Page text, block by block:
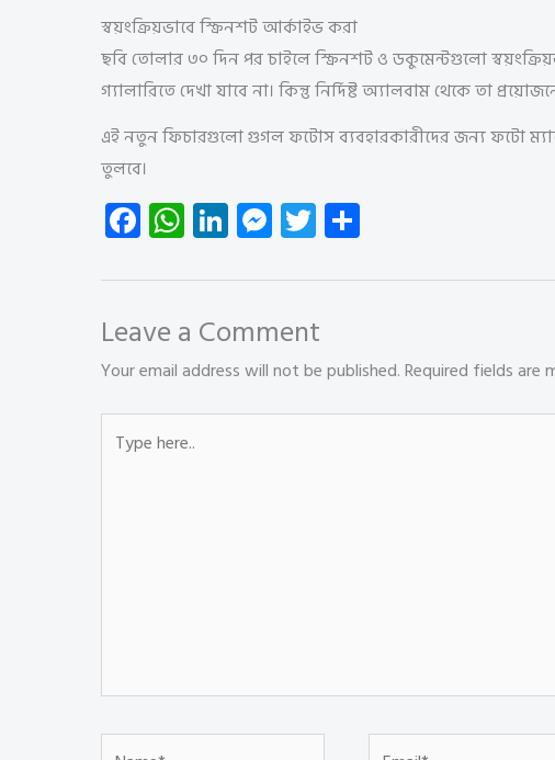
স্বয়ংক্রিয়ভাবে স্ক্রিনশট আর্কাইভ করা
ছবি তোলার ৩০ দিন পর চাইলে স্ক্রিনশট ও ডকুমেন্টগুলো
গ্যালারিতে দেখা যাবে না। কিন্তু নির্দিষ্ট অ্যালবাম থেকে তা
এই নতুন ফিচারগুলো গুগল ফটোস ব্যবহারকারীদের জন্য ফটো
তুলবে।
Fa
ce
b
o
ok
W
ha
ts
A
p
p
Li
nk
e
dI
n
M
es
se
n
g
er
T
wi
tt
er
re
Leave a Comment
Your email address will not be published.Required fields are
here..